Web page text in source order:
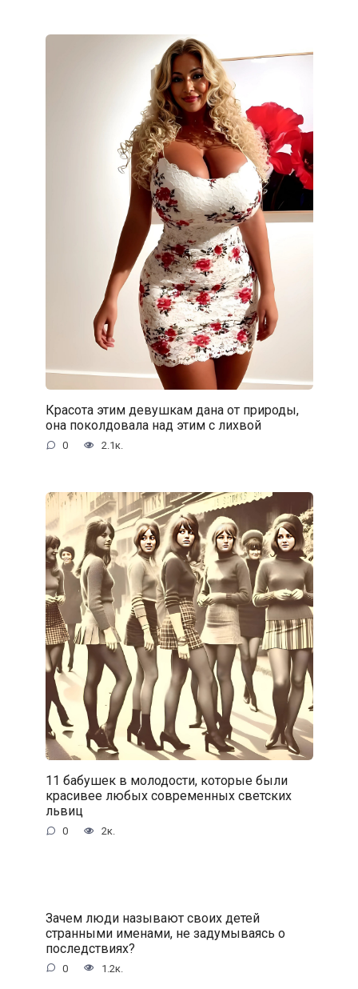
Красота этим девушкам дана от природы,
она поколдовала над этим с лихвой
0 2.1к.
11 бабушек в молодости, которые были
красивее любых современных светских
львиц
0 2к.
Зачем люди называют своих детей
странными именами, не задумываясь о
последствиях?
0 1.2к.